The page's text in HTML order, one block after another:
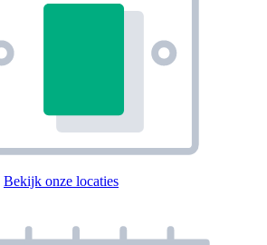
Bekijk onze locaties